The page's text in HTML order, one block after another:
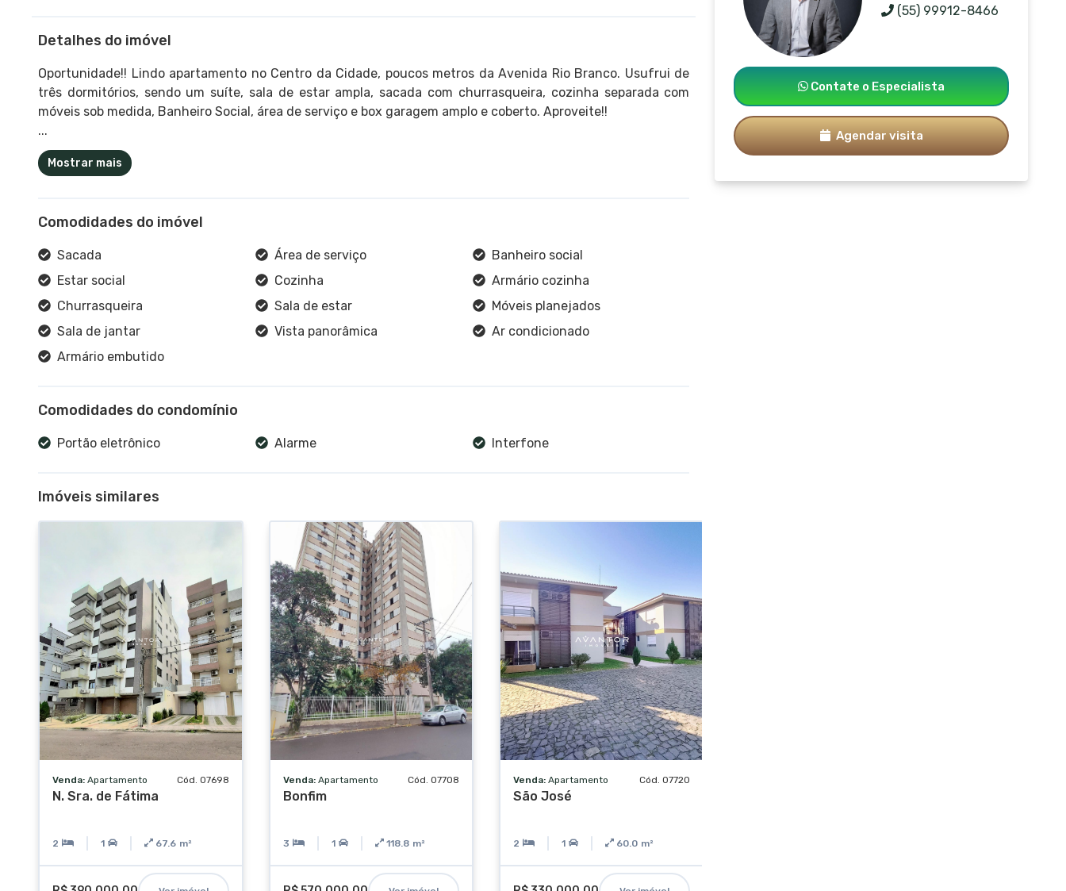
Detalhes do imóvel
Oportunidade!! Lindo apartamento no Centro da Cidade, poucos metros da Avenida Rio Branco. Usufrui de
três dormitórios, sendo um suíte, sala de estar ampla, sacada com churrasqueira, cozinha separada com
móveis sob medida, Banheiro Social, área de serviço e box garagem amplo e coberto. Aproveite!!
...
Mostrar mais
Comodidades do imóvel
Sacada Área de serviço
Banheiro social
Estar social
Cozinha
Armário cozinha
Churrasqueira
Sala de estar
Móveis planejados
Sala de jantar
Vista panorâmica
Ar condicionado
Armário embutido
Comodidades do condomínio
Portão eletrônico Alarme Interfone
Imóveis similares
Venda: Apartamento Cód. 07698
N. Sra. de Fátima
2 1 67.6 m²
Venda: Apartamento Cód. 07708
Bonfim
3 1 118.8 m²
Venda: Apartamento Cód. 07720
São José
2 1 60.0 m²
(55) 99912-8466
Contate o Especialista
Agendar visita